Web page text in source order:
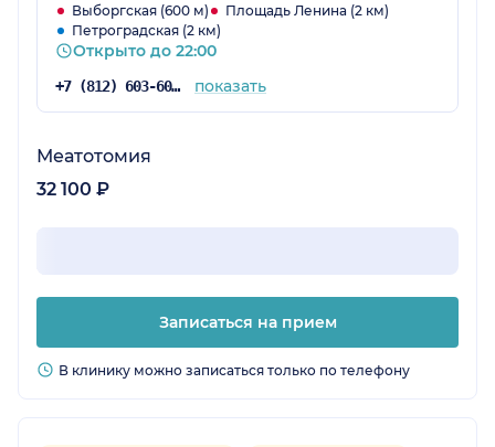
Выборгская (600 м)
Площадь Ленина (2 км)
Петроградская (2 км)
Открыто до 22:00
+7 (812) 603-60-42 показать
Меатотомия
32 100 ₽
Записаться на прием
В клинику можно записаться только по телефону